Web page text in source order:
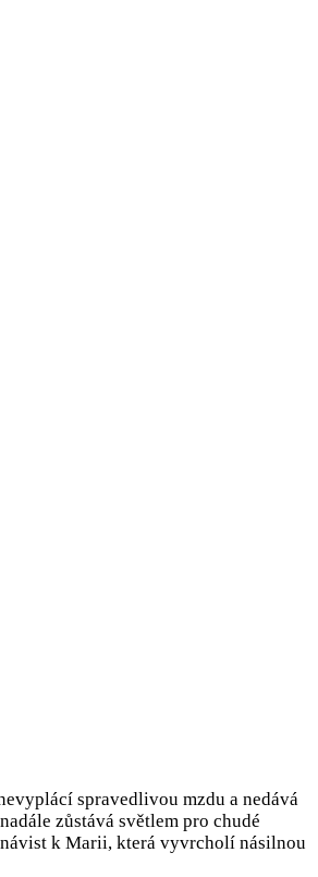
spravedlivou mzdu a nedává
zůstává světlem pro chudé
k Marii, která vyvrcholí násilnou